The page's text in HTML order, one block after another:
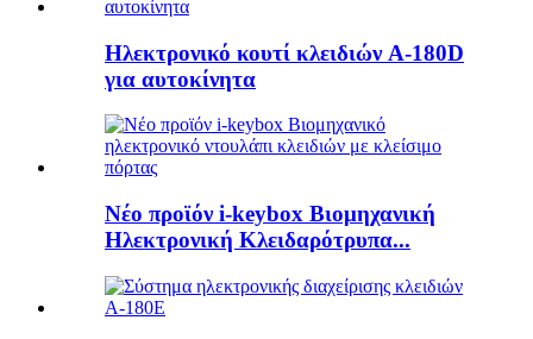
Ηλεκτρονικό κουτί κλειδιών A-180D
για αυτοκίνητα
Νέο προϊόν i-keybox Βιομηχανική
Ηλεκτρονική Κλειδαρότρυπα...